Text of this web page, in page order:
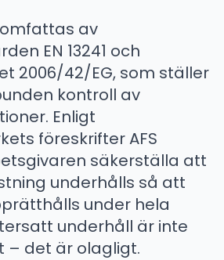
av
EN 13241 och
2006/42/EG, som ställer
kontroll av
Enligt
föreskrifter AFS
säkerställa att
underhålls så att
under hela
underhåll är inte
– det är olagligt.